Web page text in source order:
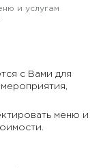
и услугам
с Вами для
меню и